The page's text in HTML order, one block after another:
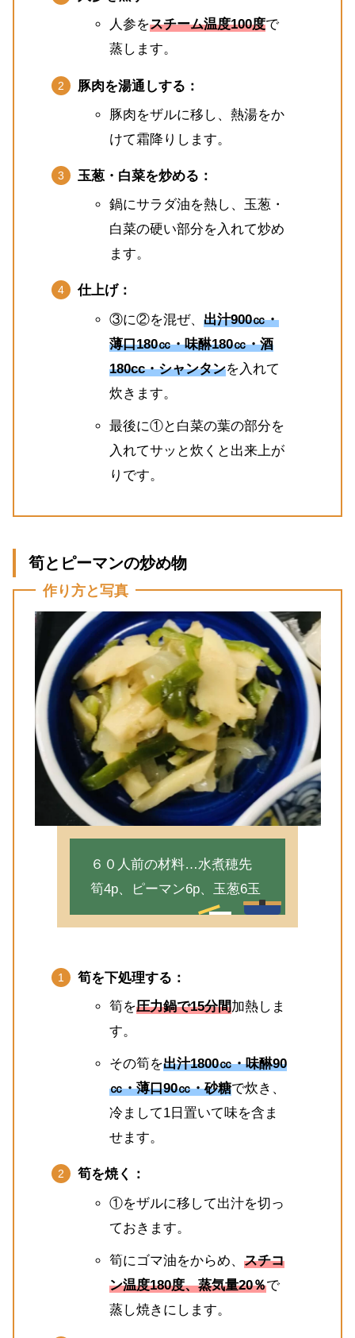
人参をスチーム温度100度で
蒸します。
豚肉を湯通しする：
豚肉をザルに移し、熱湯をか
けて霜降りします。
玉葱・白菜を炒める：
鍋にサラダ油を熱し、玉葱・
白菜の硬い部分を入れて炒め
ます。
仕上げ：
③に②を混ぜ、 出汁900㏄・
薄口180㏄・味醂180㏄・酒
180cc・シャンタンを入れて
炊きます。
最後に①と白菜の葉の部分を
入れてサッと炊くと出来上が
りです。
筍とピーマンの炒め物
作り方と写真
６０人前の材料…水煮穂先
筍4p、ピーマン6p、玉葱6玉
筍を下処理する：
筍を圧力鍋で15分間加熱しま
す。
その筍を出汁1800㏄・味醂90
㏄・薄口90㏄・砂糖で炊き、
冷まして1日置いて味を含ま
せます。
筍を焼く：
①をザルに移して出汁を切っ
ておきます。
筍にゴマ油をからめ、 スチコ
ン温度180度、蒸気量20％で
蒸し焼きにします。